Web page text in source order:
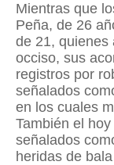
Mientras que
Peña, de 26
de 21, quienes
occiso, sus
registros por
señalados
en los cuales
También el
señalados
heridas de